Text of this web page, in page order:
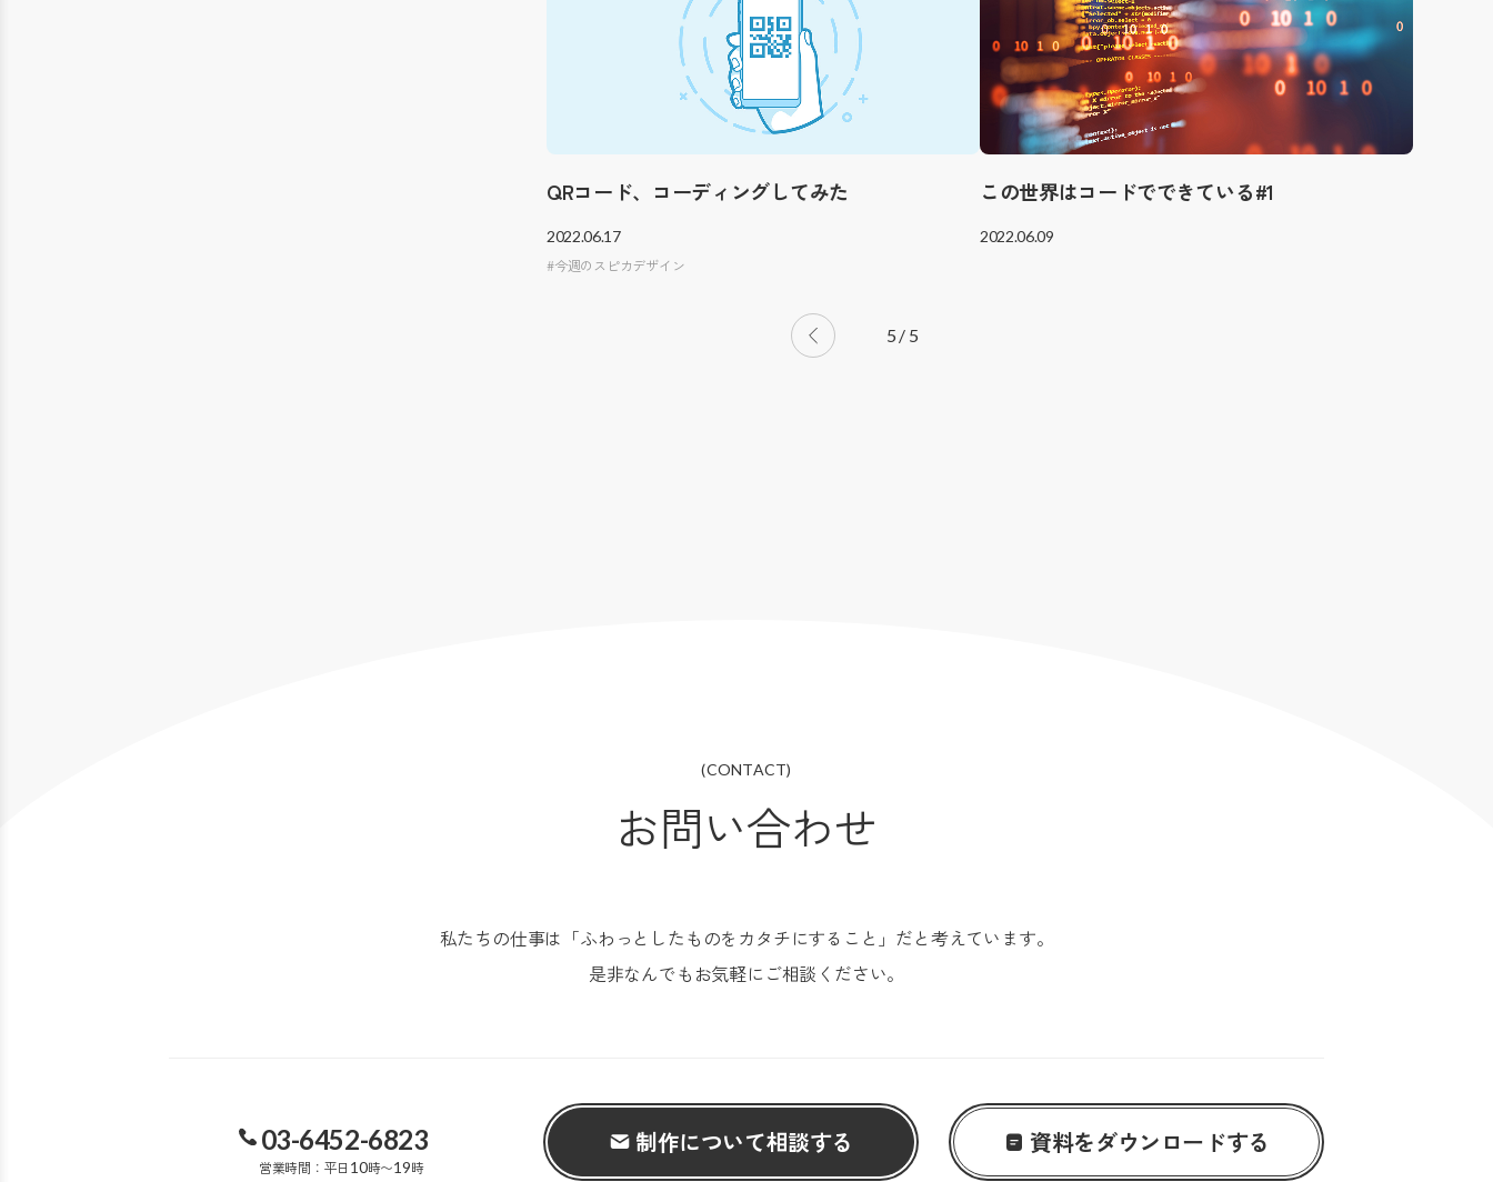
QRコード、コーディングしてみた
2022.06.17
今週のスピカデザイン
この世界はコードでできている#1
2022.06.09
5 / 5
投
(CONTACT)
お問い合わせ
私たちの仕事は「ふわっとしたものをカタチにすること」だと考えています。
是非なんでもお気軽にご相談ください。
03-6452-6823
営業時間：平日 10時〜19時
制作について相談する 資料をダウンロードする